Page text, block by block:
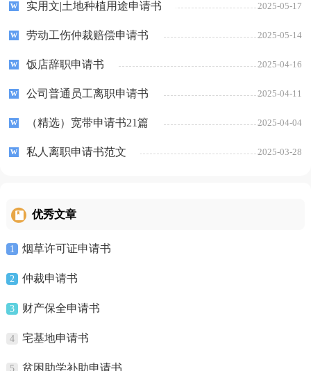
实用文|土地种植用途申请书 2025-05-17
劳动工伤仲裁赔偿申请书 2025-05-14
饭店辞职申请书 2025-04-16
公司普通员工离职申请书 2025-04-11
（精选）宽带申请书21篇 2025-04-04
私人离职申请书范文 2025-03-28
优秀文章
1 烟草许可证申请书
2 仲裁申请书
3 财产保全申请书
4 宅基地申请书
5 贫困助学补助申请书